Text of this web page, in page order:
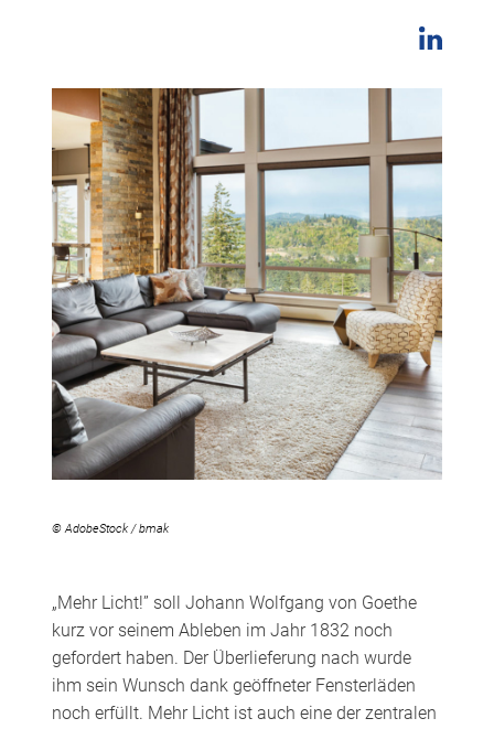
© AdobeStock / bmak
„Mehr Licht!” soll Johann Wolfgang von Goethe
kurz vor seinem Ableben im Jahr 1832 noch
gefordert haben. Der Überlieferung nach wurde
ihm sein Wunsch dank geöffneter Fensterläden
noch erfüllt. Mehr Licht ist auch eine der zentralen